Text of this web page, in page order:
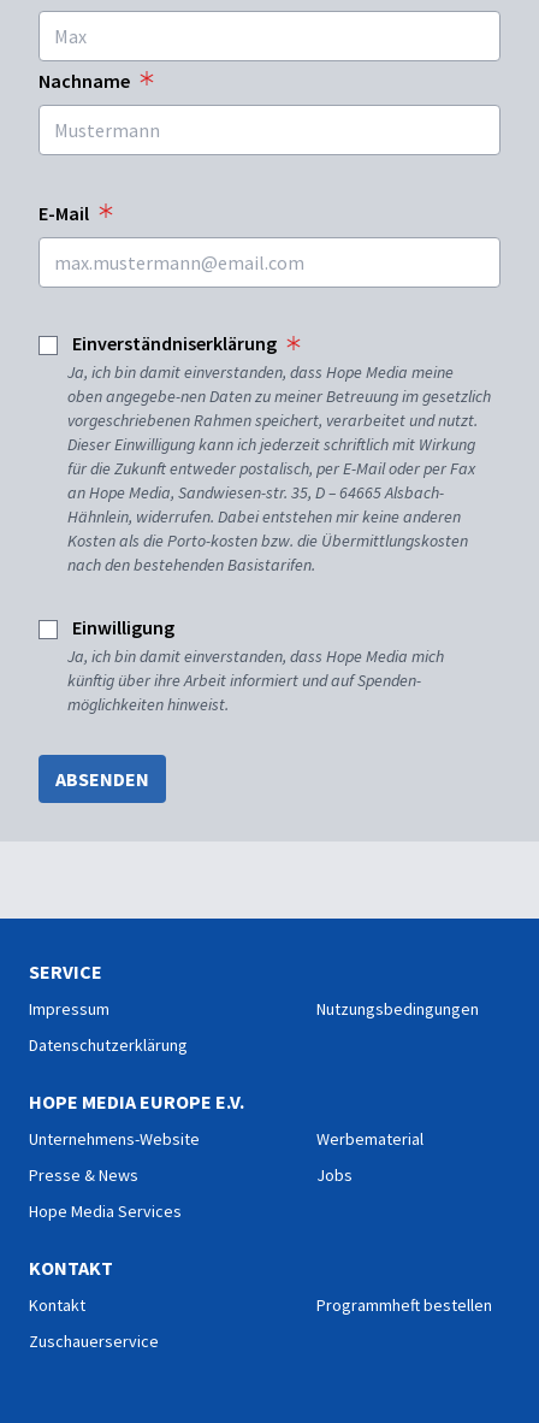
Nachname
E-Mail
Einverständniserklärung
Ja, ich bin damit einverstanden, dass Hope Media meine
oben angegebe-nen Daten zu meiner Betreuung im gesetzlich
vorgeschriebenen Rahmen speichert, verarbeitet und nutzt.
Dieser Einwilligung kann ich jederzeit schriftlich mit Wirkung
für die Zukunft entweder postalisch, per E-Mail oder per Fax
an Hope Media, Sandwiesen-str. 35, D – 64665 Alsbach-
Hähnlein, widerrufen. Dabei entstehen mir keine anderen
Kosten als die Porto-kosten bzw. die Übermittlungskosten
nach den bestehenden Basistarifen.
Einwilligung
Ja, ich bin damit einverstanden, dass Hope Media mich
künftig über ihre Arbeit informiert und auf Spenden-
möglichkeiten hinweist.
ABSENDEN
SERVICE
Impressum
Datenschutzerklärung
Nutzungsbedingungen
HOPE MEDIA EUROPE E.V.
Unternehmens-Website
Presse & News
Hope Media Services
Werbematerial
Jobs
KONTAKT
Kontakt
Zuschauerservice
Programmheft bestellen